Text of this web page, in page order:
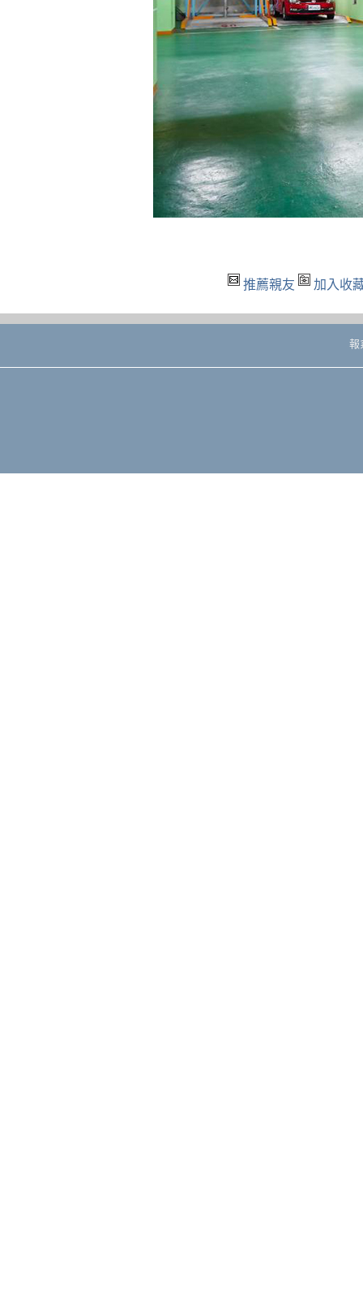
推薦親友 加入收
報